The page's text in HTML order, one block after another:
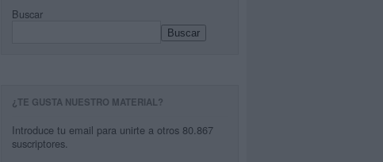
Buscar
Buscar
¿TE GUSTA NUESTRO MATERIAL?
Introduce tu email para unirte a otros 80.867
suscriptores.